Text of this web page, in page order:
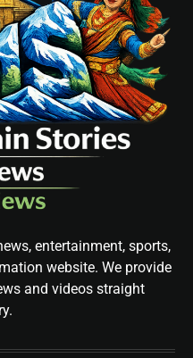
entertainment, sports,
website. We provide
and videos straight